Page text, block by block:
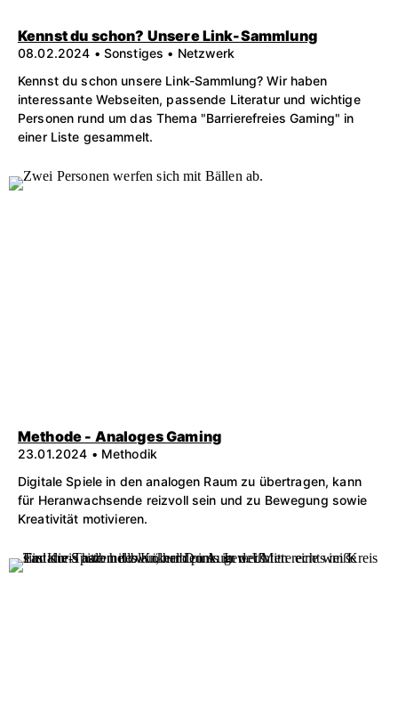
Kennst du schon? Unsere Link-Sammlung
08.02.2024 • Sonstiges • Netzwerk
Kennst du schon unsere Link-Sammlung? Wir haben
interessante Webseiten, passende Literatur und wichtige
Personen rund um das Thema "Barrierefreies Gaming" in
einer Liste gesammelt.
Methode - Analoges Gaming
23.01.2024 • Methodik
Digitale Spiele in den analogen Raum zu übertragen, kann
für Heranwachsende reizvoll sein und zu Bewegung sowie
Kreativität motivieren.